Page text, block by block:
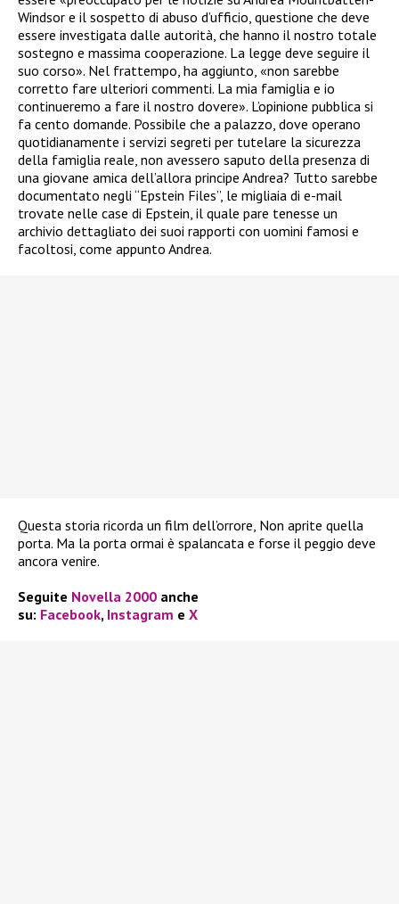
Windsor e il sospetto di abuso d’ufficio, questione che deve
essere investigata dalle autorità, che hanno il nostro totale
sostegno e massima cooperazione. La legge deve seguire il
suo corso». Nel frattempo, ha aggiunto, «non sarebbe
corretto fare ulteriori commenti. La mia famiglia e io
continueremo a fare il nostro dovere». L’opinione pubblica si
fa cento domande. Possibile che a palazzo, dove operano
quotidianamente i servizi segreti per tutelare la sicurezza
della famiglia reale, non avessero saputo della presenza di
una giovane amica dell’allora principe Andrea? Tutto sarebbe
documentato negli “Epstein Files”, le migliaia di e-mail
trovate nelle case di Epstein, il quale pare tenesse un
archivio dettagliato dei suoi rapporti con uomini famosi e
facoltosi, come appunto Andrea.
Questa storia ricorda un film dell’orrore, Non aprite quella
porta. Ma la porta ormai è spalancata e forse il peggio deve
ancora venire.
Seguite Novella 2000 anche
su: Facebook, Instagram e X